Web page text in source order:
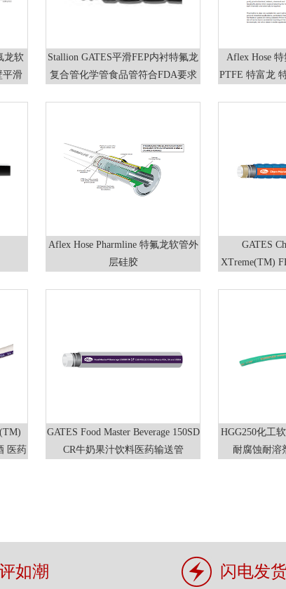
龙软
平滑
Stallion GATES平滑FEP内衬特氟龙
复合管化学管食品管符合FDA要求
Aflex Hose
PTFE 特富龙
Aflex Hose Pharmline 特氟龙软管外
层硅胶
GATES
XTreme(TM)
医药
GATES Food Master Beverage 150SD
CR牛奶果汁饮料医药输送管
HGG250化工
耐腐蚀耐溶
如潮 闪电发